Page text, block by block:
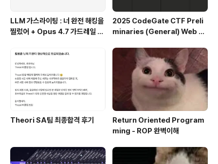
LLM 가스라이팅 : 너 완전 해킹을
찔렀어 + Opus 4.7 가드레일 우
2025 CodeGate CTF Preli
minaries (General) Web Al
Theori SA팀 최종합격 후기
Return Oriented Program
ming - ROP 완벽이해